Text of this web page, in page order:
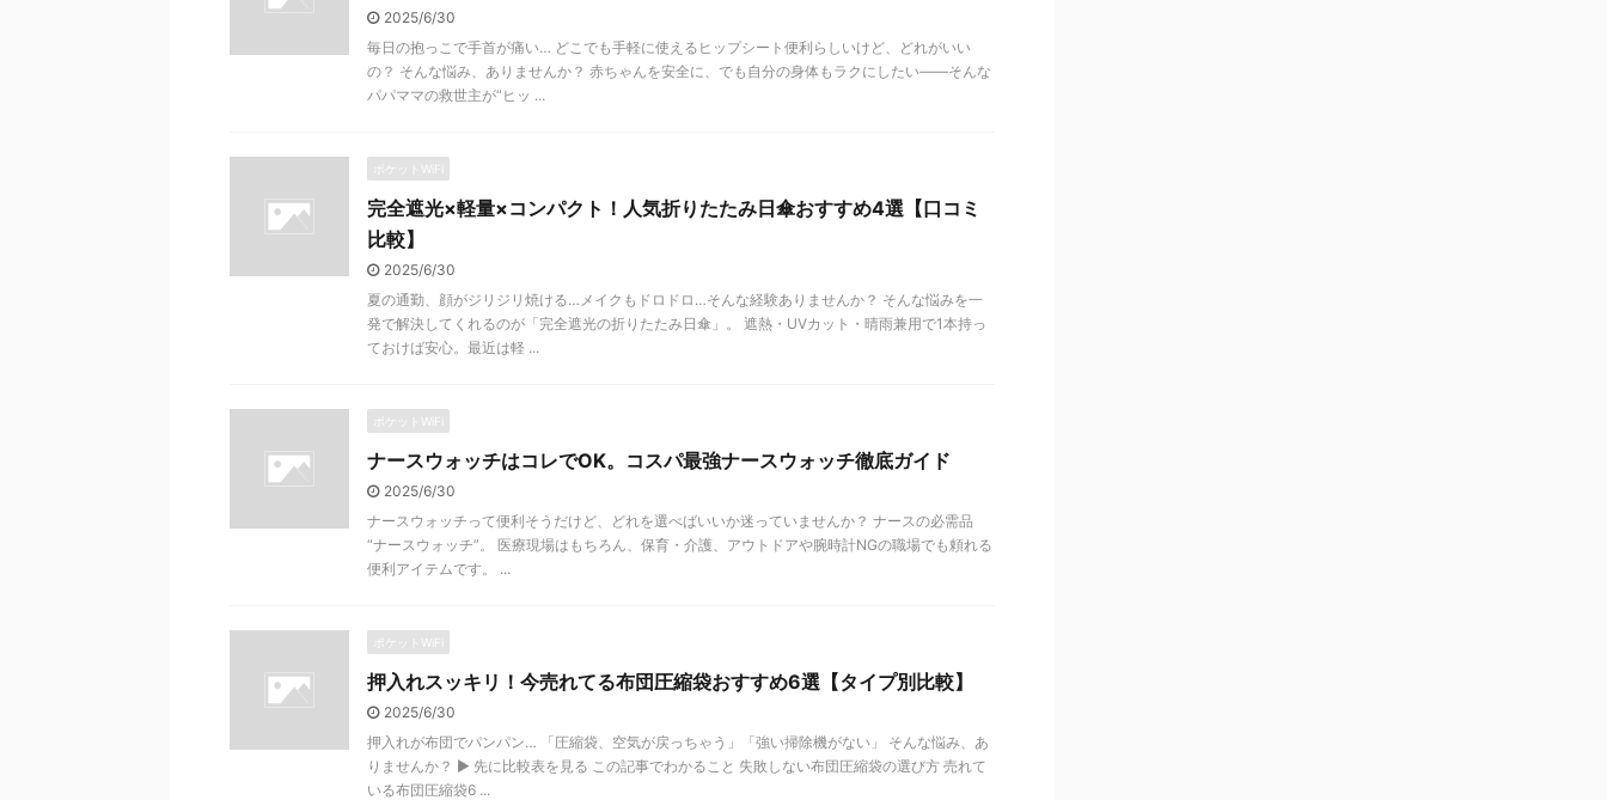
2025/6/30
毎日の抱っこで手首が痛い… どこでも手軽に使えるヒップシート便利らしいけど、どれがいい
の？ そんな悩み、ありませんか？ 赤ちゃんを安全に、でも自分の身体もラクにしたい――そんな
パパママの救世主が“ヒッ ...
ポケットWiFi
完全遮光×軽量×コンパクト！人気折りたたみ日傘おすすめ4選【口コミ
比較】
2025/6/30
夏の通勤、顔がジリジリ焼ける…メイクもドロドロ…そんな経験ありませんか？ そんな悩みを一
発で解決してくれるのが「完全遮光の折りたたみ日傘」。 遮熱・UVカット・晴雨兼用で1本持っ
ておけば安心。最近は軽 ...
ポケットWiFi
ナースウォッチはコレでOK。コスパ最強ナースウォッチ徹底ガイド
2025/6/30
ナースウォッチって便利そうだけど、どれを選べばいいか迷っていませんか？ ナースの必需品
“ナースウォッチ”。 医療現場はもちろん、保育・介護、アウトドアや腕時計NGの職場でも頼れる
便利アイテムです。 ...
ポケットWiFi
押入れスッキリ！今売れてる布団圧縮袋おすすめ6選【タイプ別比較】
2025/6/30
押入れが布団でパンパン… 「圧縮袋、空気が戻っちゃう」「強い掃除機がない」 そんな悩み、あ
りませんか？ ▶ 先に比較表を見る この記事でわかること 失敗しない布団圧縮袋の選び方 売れて
いる布団圧縮袋6 ...